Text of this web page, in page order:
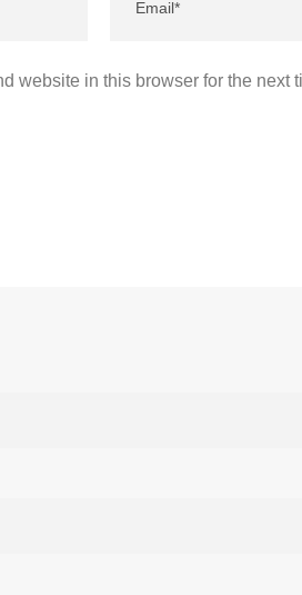
website in this browser for the next